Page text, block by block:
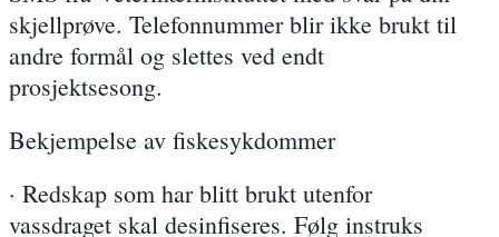
skjellprøve. Telefonnummer blir ikke brukt til
andre formål og slettes ved endt
prosjektsesong.
Bekjempelse av fiskesykdommer
· Redskap som har blitt brukt utenfor
vassdraget skal desinfiseres. Følg instruks